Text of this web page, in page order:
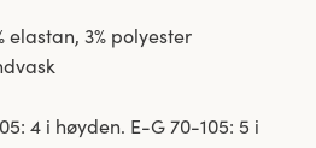
elastan, 3% polyester
4 i høyden. E-G 70-105: 5 i